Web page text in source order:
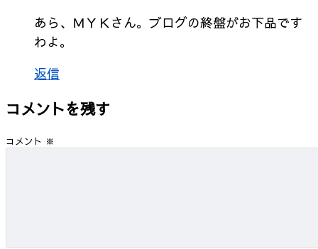
あら、ＭＹＫさん。ブログの終盤がお下品です
わよ。
返信
コメントを残す
コメント ※